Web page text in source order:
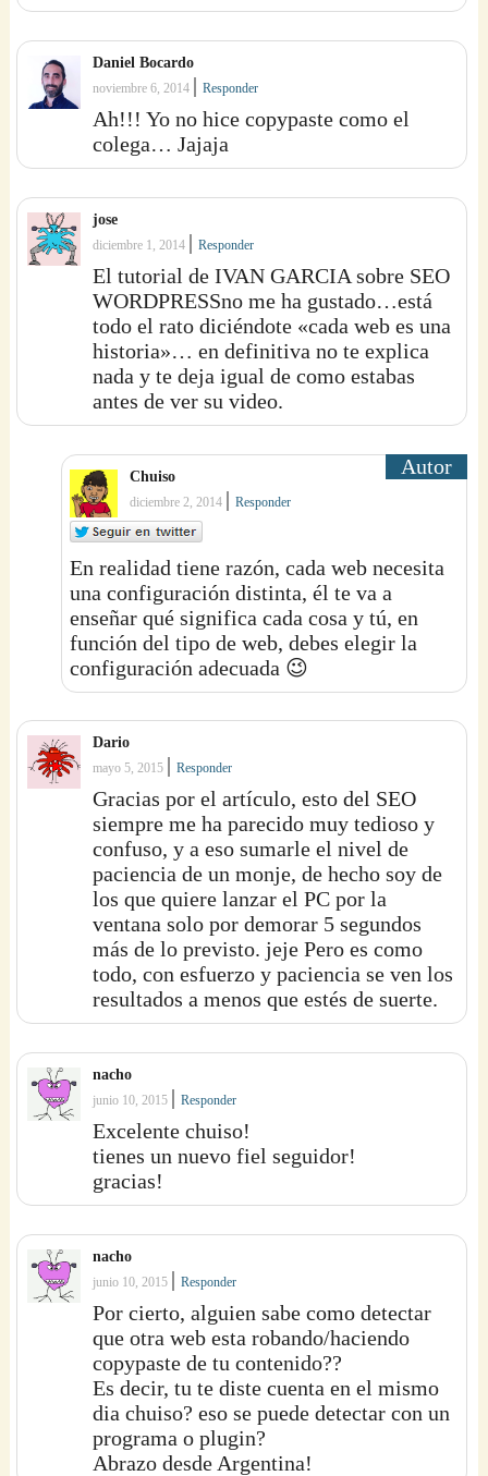
Daniel Bocardo
noviembre 6, 2014 |Responder
Ah!!! Yo no hice copypaste como el
colega… Jajaja
jose
diciembre 1, 2014 |Responder
El tutorial de IVAN GARCIA sobre SEO
WORDPRESSno me ha gustado…está
todo el rato diciéndote «cada web es una
historia»… en definitiva no te explica
nada y te deja igual de como estabas
antes de ver su video.
Chuiso
diciembre 2, 2014 |Responder
En realidad tiene razón, cada web necesita
una configuración distinta, él te va a
enseñar qué significa cada cosa y tú, en
función del tipo de web, debes elegir la
configuración adecuada 😉
Dario
mayo 5, 2015 |Responder
Gracias por el artículo, esto del SEO
siempre me ha parecido muy tedioso y
confuso, y a eso sumarle el nivel de
paciencia de un monje, de hecho soy de
los que quiere lanzar el PC por la
ventana solo por demorar 5 segundos
más de lo previsto. jeje Pero es como
todo, con esfuerzo y paciencia se ven los
resultados a menos que estés de suerte.
nacho
junio 10, 2015 |Responder
Excelente chuiso!
tienes un nuevo fiel seguidor!
gracias!
nacho
junio 10, 2015 |Responder
Por cierto, alguien sabe como detectar
que otra web esta robando/haciendo
copypaste de tu contenido??
Es decir, tu te diste cuenta en el mismo
dia chuiso? eso se puede detectar con un
programa o plugin?
Abrazo desde Argentina!